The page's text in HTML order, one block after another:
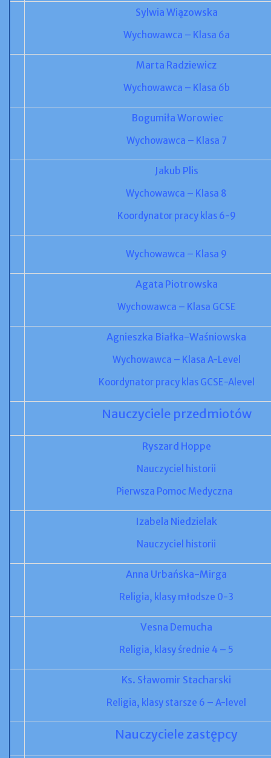
Sylwia Wiązowska
Wychowawca – Klasa 6a
Marta Radziewicz
Wychowawca – Klasa 6b
Bogumiła Worowiec
Wychowawca – Klasa 7
Jakub Plis
Wychowawca – Klasa 8
Koordynator pracy klas 6-9
Wychowawca – Klasa 9
Agata Piotrowska
Wychowawca – Klasa GCSE
Agnieszka Białka-Waśniowska
Wychowawca – Klasa A-Level
Koordynator pracy klas GCSE-Alevel
Nauczyciele przedmiotów
Ryszard Hoppe
Nauczyciel historii
Pierwsza Pomoc Medyczna
Izabela Niedzielak
Nauczyciel historii
Anna Urbańska-Mirga
Religia, klasy młodsze 0-3
Vesna Demucha
Religia, klasy średnie 4 – 5
Ks. Sławomir Stacharski
Religia, klasy starsze 6 – A-level
Nauczyciele zastępcy